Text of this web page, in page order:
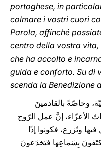
portoghese, in
colmare i vostri cuori
Parola, affinché
centro della vostra
che ha accolto e
guida e conforto. Su di
scenda la Benedizione
وخاصّةً بالقادمينَ
الأعزّاء، إنَّ عمل الرّوح
وتُزرع، فكونوا إذًا
بِسَماعِها فيَخدَعونَ